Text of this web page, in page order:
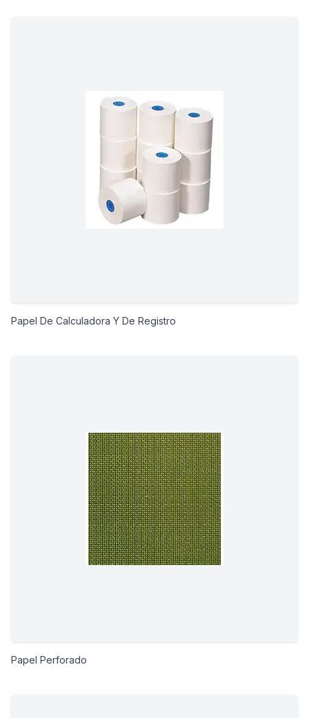
Papel De Calculadora Y De Registro
Papel Perforado